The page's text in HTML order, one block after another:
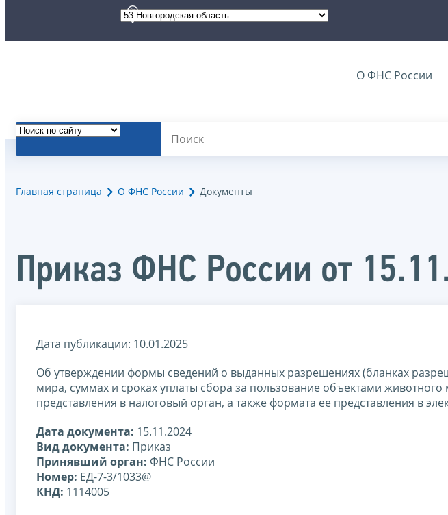
О ФНС России
Главная страница О ФНС России Документы
Приказ ФНС России от
Дата публикации: 10.01.2025
Об утверждении формы сведений о выданных разрешениях (бланках
мира, суммах и сроках уплаты сбора за пользование объектами
представления в налоговый орган, а также формата ее представления в
Дата документа: 15.11.2024
Вид документа: Приказ
Принявший орган: ФНС России
Номер: ЕД-7-3/1033@
КНД: 1114005